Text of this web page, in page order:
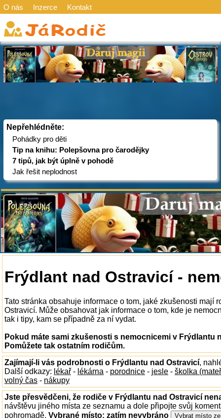
O nás Inzerce Kontakt
Nepřehlédněte:
Pohádky pro děti
Tip na knihu: Polepšovna pro čarodějky
7 tipů, jak být úplně v pohodě
Jak řešit neplodnost
Frýdlant nad Ostravicí -
Tato stránka obsahuje informace o tom, jaké zkušenosti mají
Ostravicí. Může obsahovat jak informace o tom, kde je
tak i tipy, kam se případně za ní vydat.
Pokud máte sami zkušenosti s nemocnicemi v Frýdlantu
Pomůžete tak ostatním rodičům.
Zajímají-li vás podrobnosti o Frýdlantu nad Ostravicí,
Další odkazy: lékař - lékárna - porodnice - jesle - školka
volný čas - nákupy
Jste přesvědčeni, že rodiče v Frýdlantu nad Ostravicí
návštěvu jiného místa ze seznamu a dole připojte svůj
pohromadě. Vybrané místo: zatím nevybráno